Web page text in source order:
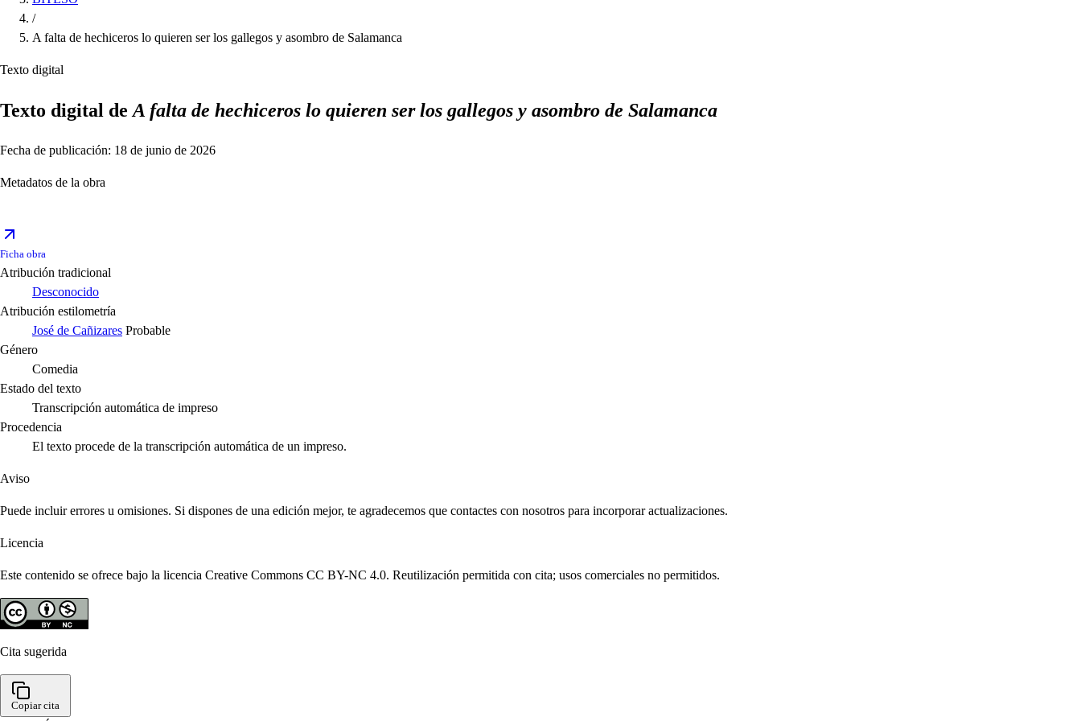
/
A falta de hechiceros lo quieren ser los gallegos y asombro de Salamanca
Texto digital
Texto digital de A falta de hechiceros lo quieren ser los gallegos y asombro de Salamanca
Fecha de publicación: 18 de junio de 2026
Metadatos de la obra
Ficha obra
Atribución tradicional
Desconocido
Atribución estilometría
José de Cañizares Probable
Género
Comedia
Estado del texto
Transcripción automática de impreso
Procedencia
El texto procede de la transcripción automática de un impreso.
Aviso
Puede incluir errores u omisiones. Si dispones de una edición mejor, te agradecemos que contactes con nosotros para incorporar actualizaciones.
Licencia
Este contenido se ofrece bajo la licencia Creative Commons CC BY-NC 4.0. Reutilización permitida con cita; usos comerciales no permitidos.
Cita sugerida
Copiar cita